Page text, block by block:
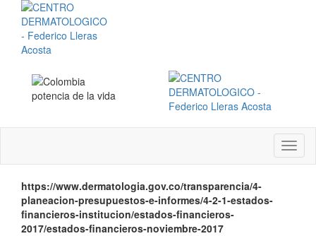
Menú
https://www.dermatologia.gov.co/transparencia/4-
planeacion-presupuestos-e-informes/4-2-1-estados-
financieros-institucion/estados-financieros-
2017/estados-financieros-noviembre-2017